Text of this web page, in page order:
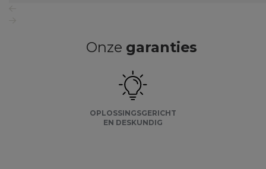
Onze garanties
OPLOSSINGSGERICHT
EN DESKUNDIG